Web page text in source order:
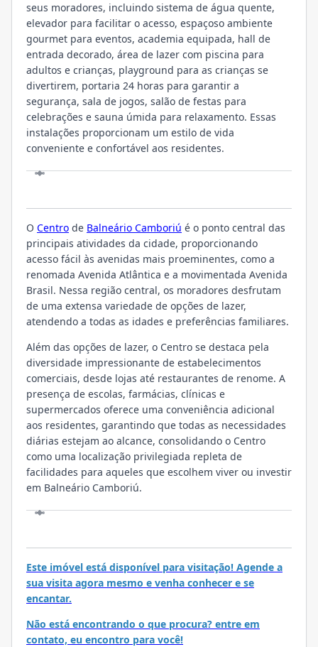
seus moradores, incluindo sistema de água quente,
elevador para facilitar o acesso, espaçoso ambiente
gourmet para eventos, academia equipada, hall de
entrada decorado, área de lazer com piscina para
adultos e crianças, playground para as crianças se
divertirem, portaria 24 horas para garantir a
segurança, sala de jogos, salão de festas para
celebrações e sauna úmida para relaxamento. Essas
instalações proporcionam um estilo de vida
conveniente e confortável aos residentes.
O Centro de Balneário Camboriú é o ponto central das
principais atividades da cidade, proporcionando
acesso fácil às avenidas mais proeminentes, como a
renomada Avenida Atlântica e a movimentada Avenida
Brasil. Nessa região central, os moradores desfrutam
de uma extensa variedade de opções de lazer,
atendendo a todas as idades e preferências familiares.
Além das opções de lazer, o Centro se destaca pela
diversidade impressionante de estabelecimentos
comerciais, desde lojas até restaurantes de renome. A
presença de escolas, farmácias, clínicas e
supermercados oferece uma conveniência adicional
aos residentes, garantindo que todas as necessidades
diárias estejam ao alcance, consolidando o Centro
como uma localização privilegiada repleta de
facilidades para aqueles que escolhem viver ou investir
em Balneário Camboriú.
Este imóvel está disponível para visitação! Agende a
sua visita agora mesmo e venha conhecer e se
encantar.
Não está encontrando o que procura? entre em
contato, eu encontro para você!